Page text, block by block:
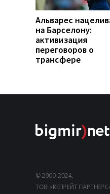
Альварес
на Барселону:
активизация
переговоров о
трансфере
© 2000-2024,
ТОВ «КЕПРЕЙТ